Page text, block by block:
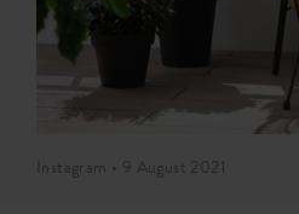
Instagram • 9 August 2021